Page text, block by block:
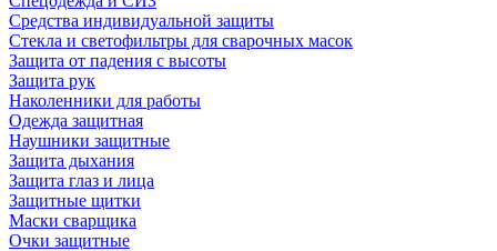
Средства индивидуальной защиты
Стекла и светофильтры для сварочных масок
Защита от падения с высоты
Защита рук
Наколенники для работы
Одежда защитная
Наушники защитные
Защита дыхания
Защита глаз и лица
Защитные щитки
Маски сварщика
Очки защитные